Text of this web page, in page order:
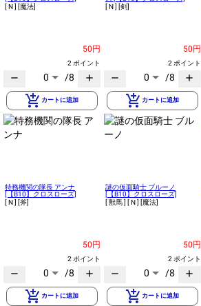
[ N ] [魔法]
50円
2 ポイント
remove 0 /8 add
add_shopping_cart カートに追加
[ N ] [剣]
50円
2 ポイント
remove 0 /8 add
add_shopping_cart カートに追加
特務機関の隊長 アンナ
[【B10】クロスローズ]
[ N ] [斧]
50円
2 ポイント
remove 0 /8 add
add_shopping_cart カートに追加
謎の仮面騎士 ブルーノ
[【B10】クロスローズ]
[ 獣馬 ] [ N ] [魔法]
50円
2 ポイント
remove 0 /8 add
add_shopping_cart カートに追加